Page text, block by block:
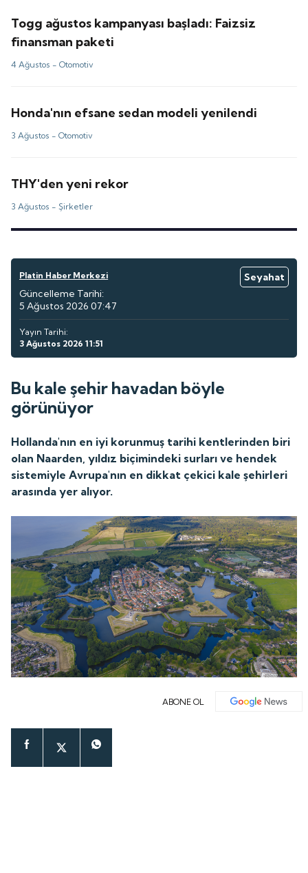
Togg ağustos kampanyası başladı: Faizsiz
finansman paketi
4 Ağustos -Otomotiv
Honda'nın efsane sedan modeli yenilendi
3 Ağustos -Otomotiv
THY'den yeni rekor
3 Ağustos -Şirketler
Platin Haber Merkezi
Seyahat
Güncelleme Tarihi:
5 Ağustos 2026 07:47
Yayın Tarihi:
3 Ağustos 2026 11:51
Bu kale şehir havadan böyle
görünüyor
Hollanda'nın en iyi korunmuş tarihi kentlerinden biri
olan Naarden, yıldız biçimindeki surları ve hendek
sistemiyle Avrupa'nın en dikkat çekici kale şehirleri
arasında yer alıyor.
ABONE OL